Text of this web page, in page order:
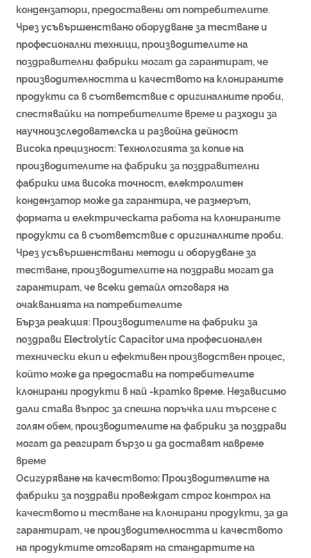
кондензатори, предоставени от потребителите.
Чрез усъвършенствано оборудване за тестване и
професионални техници, производителите на
поздравителни фабрики могат да гарантират, че
производителността и качеството на клонираните
продукти са в съответствие с оригиналните проби,
спестявайки на потребителите време и разходи за
научноизследователска и развойна дейност
Висока прецизност: Технологията за копие на
производителите на фабрики за поздравителни
фабрики има висока точност, електролитен
кондензатор може да гарантира, че размерът,
формата и електрическата работа на клонираните
продукти са в съответствие с оригиналните проби.
Чрез усъвършенствани методи и оборудване за
тестване, производителите на поздрави могат да
гарантират, че всеки детайл отговаря на
очакванията на потребителите
Бърза реакция: Производителите на фабрики за
поздрави Electrolytic Capacitor има професионален
технически екип и ефективен производствен процес,
който може да предостави на потребителите
клонирани продукти в най -кратко време. Независимо
дали става въпрос за спешна поръчка или търсене с
голям обем, производителите на фабрики за поздрави
могат да реагират бързо и да доставят навреме
време
Осигуряване на качеството: Производителите на
фабрики за поздрави провеждат строг контрол на
качеството и тестване на клонирани продукти, за да
гарантират, че производителността и качеството
на продуктите отговарят на стандартите на